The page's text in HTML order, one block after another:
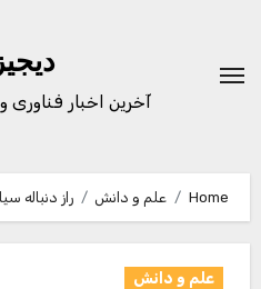
content
آخرین اخبار فناوری
Home علم و دانش راز دنباله
علم و دانش